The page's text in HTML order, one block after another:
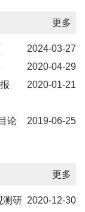
更多
2024-03-27
2020-04-29
2020-01-21
2019-06-25
论
更多
2020-12-30
测研